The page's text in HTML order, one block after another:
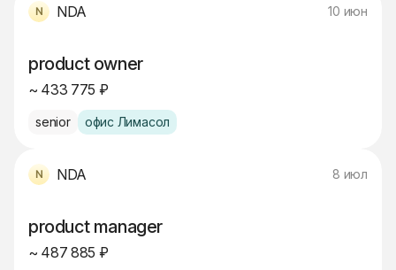
NDA 10 июн
product owner
~ 433 775 ₽
senior офис Лимасол
NDA 8 июл
product manager
~ 487 885 ₽